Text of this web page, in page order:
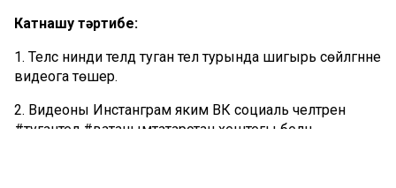
Катнашу тәртибе:
1. Теләсә нинди телдә туган тел турында шигырь сөйләгәнне
видеога төшер.
2. Видеоны Инстанграм яким ВК социаль челтәренә
#тугантел #ватанымтатарстан хештегы белән